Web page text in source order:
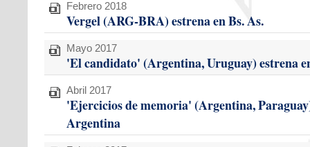
Febrero 2018
Vergel (ARG-BRA) estrena en Bs. As.
Mayo 2017
'El candidato' (Argentina, Uruguay) estrena
Abril 2017
'Ejercicios de memoria' (Argentina,
Argentina